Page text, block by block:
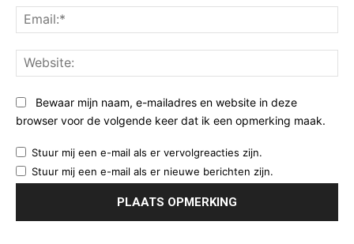
Bewaar mijn naam, e-mailadres en website in deze
browser voor de volgende keer dat ik een opmerking maak.
Stuur mij een e-mail als er vervolgreacties zijn.
Stuur mij een e-mail als er nieuwe berichten zijn.